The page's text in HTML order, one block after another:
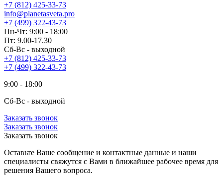
+7 (812) 425-33-73
info@planetasveta.pro
+7 (499) 322-43-73
Пн-Чт: 9:00 - 18:00
Пт: 9.00-17.30
Сб-Вс - выходной
+7 (812) 425-33-73
+7 (499) 322-43-73
9:00 - 18:00
Сб-Вс - выходной
Заказать звонок
Заказать звонок
Заказать звонок
Оставьте Ваше сообщение и контактные данные и наши
специалисты свяжутся с Вами в ближайшее рабочее время для
решения Вашего вопроса.